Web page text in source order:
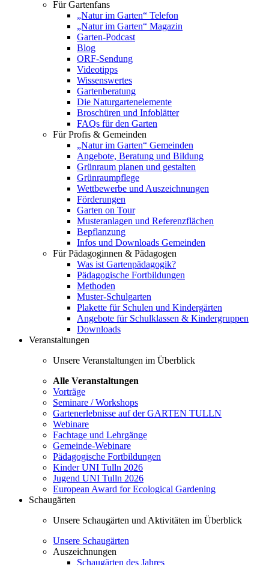
Für Gartenfans
„Natur im Garten“ Telefon
„Natur im Garten“ Magazin
Garten-Podcast
Blog
ORF-Sendung
Videotipps
Wissenswertes
Gartenberatung
Die Naturgartenelemente
Broschüren und Infoblätter
FAQs für den Garten
Für Profis & Gemeinden
„Natur im Garten“ Gemeinden
Angebote, Beratung und Bildung
Grünraum planen und gestalten
Grünraumpflege
Wettbewerbe und Auszeichnungen
Förderungen
Garten on Tour
Musteranlagen und Referenzflächen
Bepflanzung
Infos und Downloads Gemeinden
Für Pädagoginnen & Pädagogen
Was ist Gartenpädagogik?
Pädagogische Fortbildungen
Methoden
Muster-Schulgarten
Plakette für Schulen und Kindergärten
Angebote für Schulklassen & Kindergruppen
Downloads
Veranstaltungen
Unsere Veranstaltungen im Überblick
Alle Veranstaltungen
Vorträge
Seminare / Workshops
Gartenerlebnisse auf der GARTEN TULLN
Webinare
Fachtage und Lehrgänge
Gemeinde-Webinare
Pädagogische Fortbildungen
Kinder UNI Tulln 2026
Jugend UNI Tulln 2026
European Award for Ecological Gardening
Schaugärten
Unsere Schaugärten und Aktivitäten im Überblick
Unsere Schaugärten
Auszeichnungen
Schaugärten des Jahres